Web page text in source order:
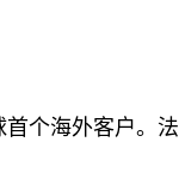
个海外客户。法